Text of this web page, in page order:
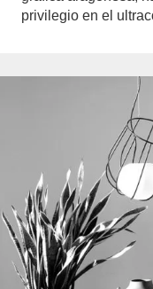
privilegio en el